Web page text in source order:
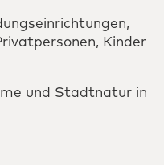
Kinder
und Stadtnatur in